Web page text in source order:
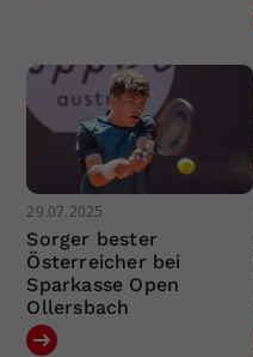
29.07.2025
Sorger bester
Österreicher bei
Sparkasse Open
Ollersbach